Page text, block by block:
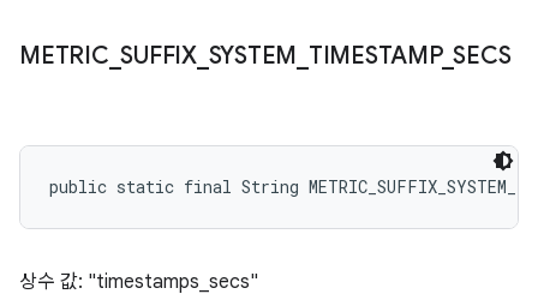
METRIC _SUFFIX_ SYSTEM TIMESTAMP_SECS
public static final String
상수 값: "timestamps_secs"